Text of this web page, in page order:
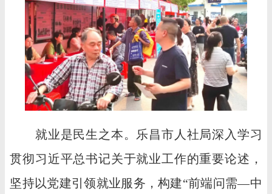
就业是民生之本。乐昌市人社局深入学习
贯彻习近平总书记关于就业工作的重要论述，
坚持以党建引领就业服务，构建“前端问需—中